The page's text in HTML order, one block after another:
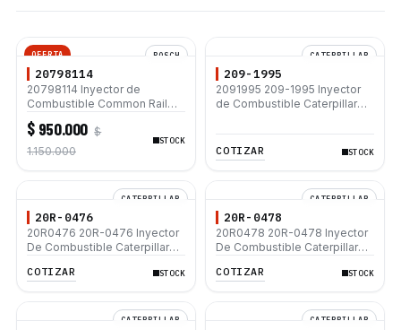
OFERTA BOSCH
20798114
20798114 Inyector de
Combustible Common Rail
Bosch CRIN2-16 para motor
Volvo D7E TAD550GE
TAD750GE TAD751GE
$ 950.000 $
1.150.000
STOCK
CATERPILLAR
209-1995
2091995 209-1995 Inyector
de Combustible Caterpillar®
637G 988F
COTIZAR STOCK
CATERPILLAR
20R-0476
20R0476 20R-0476 Inyector
De Combustible Caterpillar®
COTIZAR STOCK
CATERPILLAR
20R-0478
20R0478 20R-0478 Inyector
De Combustible Caterpillar®
COTIZAR STOCK
CATERPILLAR CATERPILLAR